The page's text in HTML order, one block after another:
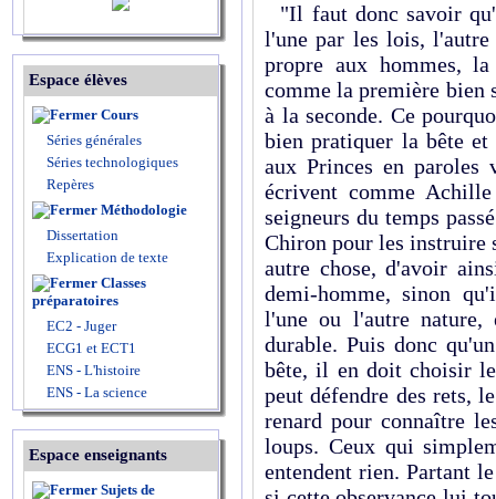
Espace élèves
Cours
Séries générales
Séries technologiques
Repères
Méthodologie
Dissertation
Explication de texte
Classes
préparatoires
EC2 - Juger
ECG1 et ECT1
ENS - L'histoire
ENS - La science
Espace enseignants
Sujets de
"Il faut donc savoir
l'une par les lois,
propre aux hommes,
comme la première
à la seconde. Ce
bien pratiquer la bête
aux Princes en paroles
écrivent comme
seigneurs du temps
Chiron pour les instruire
autre chose, d'avoir
demi-homme, sinon
l'une ou l'autre nature,
durable. Puis donc
bête, il en doit choisir
peut défendre des rets,
renard pour connaître
loups. Ceux qui
entendent rien. Partant